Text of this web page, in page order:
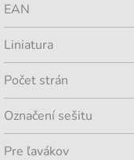
EAN
Liniatura
Počet strán
Označení sešitu
Pre ľavákov